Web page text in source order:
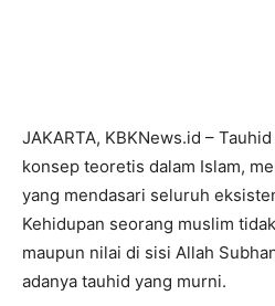
JAKARTA, KBKNews.id –
konsep teoretis dalam Islam,
yang mendasari seluruh
Kehidupan seorang muslim
maupun nilai di sisi Allah
adanya tauhid yang murni.